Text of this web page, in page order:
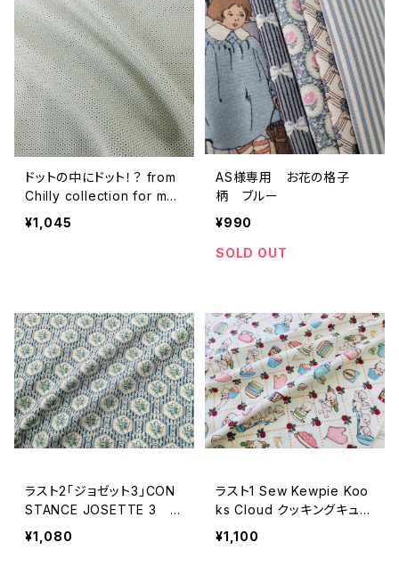
ドットの中にドット！？ from
Chilly collection for mo
da
¥1,045
AS様専用 お花の格子
柄 ブルー
¥990
SOLD OUT
ラスト2「ジョゼット3」CON
STANCE JOSETTE 3 b
y l’uccello
¥1,080
ラスト1 Sew Kewpie Koo
ks Cloud クッキングキュー
ピーちゃん by Riley Blak
¥1,100